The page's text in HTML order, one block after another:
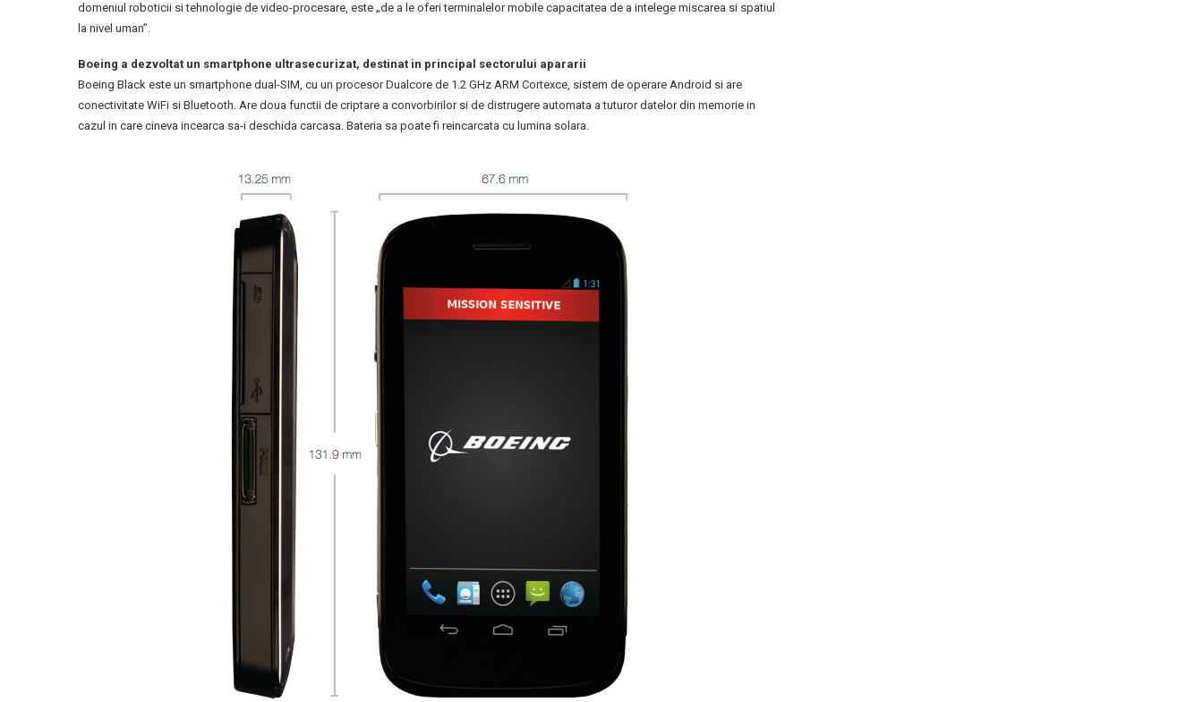
domeniul roboticii si tehnologie de video-procesare, este „de a le oferi terminalelor mobile capacitatea de a intelege miscarea si spatiul
la nivel uman”.
Boeing a dezvoltat un smartphone ultrasecurizat, destinat in principal sectorului apararii
Boeing Black este un smartphone dual-SIM, cu un procesor Dualcore de 1.2 GHz ARM Cortexce, sistem de operare Android si are
conectivitate WiFi si Bluetooth. Are doua functii de criptare a convorbirilor si de distrugere automata a tuturor datelor din memorie in
cazul in care cineva incearca sa-i deschida carcasa. Bateria sa poate fi reincarcata cu lumina solara.